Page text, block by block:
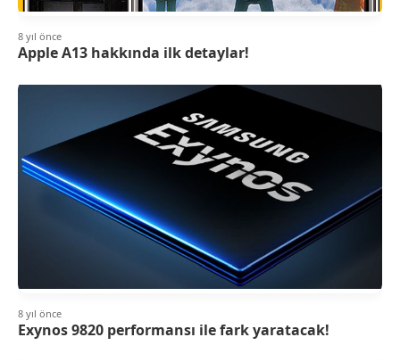
8 yıl önce
Apple A13 hakkında ilk detaylar!
8 yıl önce
Exynos 9820 performansı ile fark yaratacak!